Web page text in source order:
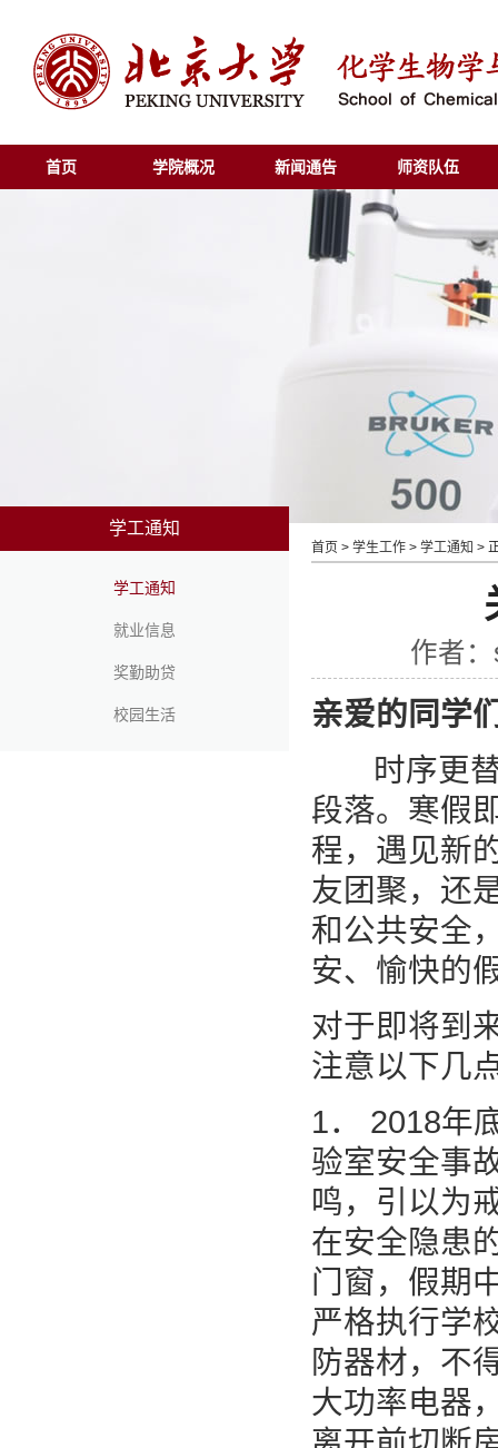
首页 学院概况 新闻通告 师资队伍
学工通知
学工通知
就业信息
奖勤助贷
校园生活
首页 > 学生工作 > 学工通知 >
作者
亲爱的同学
时序更替
段落。寒假
程，遇见新
友团聚，还
和公共安全
安、愉快的
对于即将到
注意以下几
1． 2018年
验室安全事
鸣，引以为
在安全隐患
门窗，假期
严格执行学
防器材，不
大功率电器